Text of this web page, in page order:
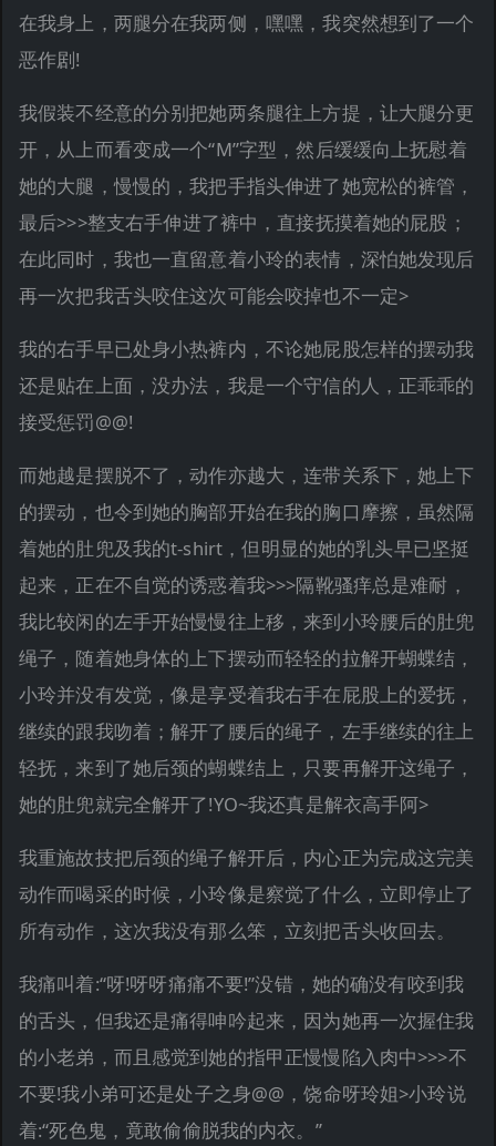
在我身上，两腿分在我两侧，嘿嘿，我突然想到了一个
恶作剧!
我假装不经意的分别把她两条腿往上方提，让大腿分更
开，从上而看变成一个“M”字型，然后缓缓向上抚慰着
她的大腿，慢慢的，我把手指头伸进了她宽松的裤管，
最后>>>整支右手伸进了裤中，直接抚摸着她的屁股；
在此同时，我也一直留意着小玲的表情，深怕她发现后
再一次把我舌头咬住这次可能会咬掉也不一定>
我的右手早已处身小热裤内，不论她屁股怎样的摆动我
还是贴在上面，没办法，我是一个守信的人，正乖乖的
接受惩罚@@!
而她越是摆脱不了，动作亦越大，连带关系下，她上下
的摆动，也令到她的胸部开始在我的胸口摩擦，虽然隔
着她的肚兜及我的t-shirt，但明显的她的乳头早已坚挺
起来，正在不自觉的诱惑着我>>>隔靴骚痒总是难耐，
我比较闲的左手开始慢慢往上移，来到小玲腰后的肚兜
绳子，随着她身体的上下摆动而轻轻的拉解开蝴蝶结，
小玲并没有发觉，像是享受着我右手在屁股上的爱抚，
继续的跟我吻着；解开了腰后的绳子，左手继续的往上
轻抚，来到了她后颈的蝴蝶结上，只要再解开这绳子，
她的肚兜就完全解开了!YO~我还真是解衣高手阿>
我重施故技把后颈的绳子解开后，内心正为完成这完美
动作而喝采的时候，小玲像是察觉了什么，立即停止了
所有动作，这次我没有那么笨，立刻把舌头收回去。
我痛叫着:“呀!呀呀痛痛不要!”没错，她的确没有咬到我
的舌头，但我还是痛得呻吟起来，因为她再一次握住我
的小老弟，而且感觉到她的指甲正慢慢陷入肉中>>>不
不要!我小弟可还是处子之身@@，饶命呀玲姐>小玲说
着:“死色鬼，竟敢偷偷脱我的内衣。”